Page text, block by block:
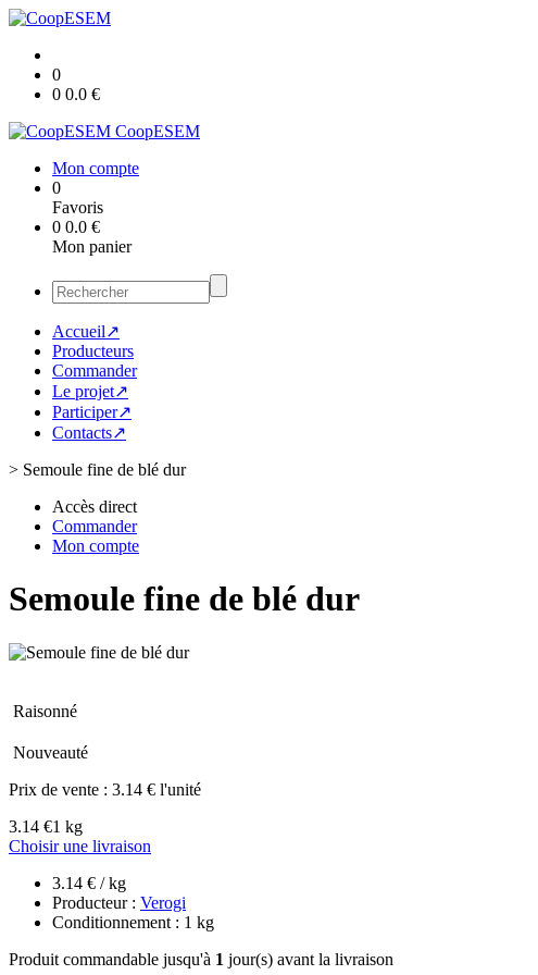
0
0 0.0 €
CoopESEM
Mon compte
0
Favoris
0 0.0 €
Mon panier
Accueil↗
Producteurs
Commander
Le projet↗
Participer↗
Contacts↗
> Semoule fine de blé dur
Accès direct
Commander
Mon compte
Semoule fine de blé dur
Raisonné
Nouveauté
Prix de vente : 3.14 € l'unité
3.14 €1 kg
Choisir une livraison
3.14 € / kg
Producteur : Verogi
Conditionnement : 1 kg
Produit commandable jusqu'à 1 jour(s) avant la livraison